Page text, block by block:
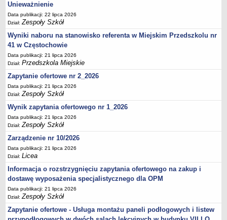
Unieważnienie
Data publikacji: 22 lipca 2026
Dział:Zespoły Szkół
Wyniki naboru na stanowisko referenta w Miejskim Przedszkolu nr
41 w Częstochowie
Data publikacji: 21 lipca 2026
Dział:Przedszkola Miejskie
Zapytanie ofertowe nr 2_2026
Data publikacji: 21 lipca 2026
Dział:Zespoły Szkół
Wynik zapytania ofertowego nr 1_2026
Data publikacji: 21 lipca 2026
Dział:Zespoły Szkół
Zarządzenie nr 10/2026
Data publikacji: 21 lipca 2026
Dział:Licea
Informacja o rozstrzygnięciu zapytania ofertowego na zakup i
dostawę wyposażenia specjalistycznego dla OPM
Data publikacji: 21 lipca 2026
Dział:Zespoły Szkół
Zapytanie ofertowe - Usługa montażu paneli podłogowych i listew